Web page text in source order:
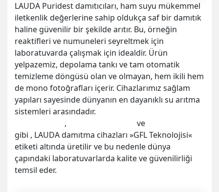
LAUDA Puridest damıtıcıları, ham suyu mükemmel
iletkenlik değerlerine sahip oldukça saf bir damıtık
haline güvenilir bir şekilde arıtır. Bu, örneğin
reaktifleri ve numuneleri seyreltmek için
laboratuvarda çalışmak için idealdir. Ürün
yelpazemiz, depolama tankı ve tam otomatik
temizleme döngüsü olan ve olmayan, hem ikili hem
de mono fotoğrafları içerir. Cihazlarımız sağlam
yapıları sayesinde dünyanın en dayanıklı su arıtma
sistemleri arasındadır.
, ve
gibi , LAUDA damıtma cihazları »GFL Teknolojisi«
etiketi altında üretilir ve bu nedenle dünya
çapındaki laboratuvarlarda kalite ve güvenilirliği
temsil eder.